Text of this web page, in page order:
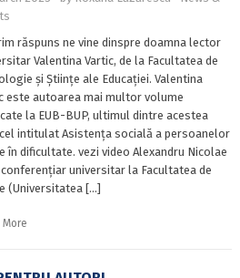
răspuns ne vine dinspre doamna lector
Valentina Vartic, de la Facultatea de
și Științe ale Educației. Valentina
este autoarea mai multor volume
la EUB-BUP, ultimul dintre acestea
intitulat Asistența socială a persoanelor
în dificultate. vezi video Alexandru Nicolae
universitar la Facultatea de
(Universitatea […]
More